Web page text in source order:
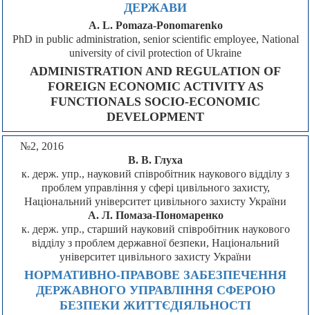
ДЕРЖАВИ
A. L. Pomaza-Ponomarenko
PhD in public administration, senior scientific employee, National
university of civil protection of Ukraine
ADMINISTRATION AND REGULATION OF
FOREIGN ECONOMIC ACTIVITY AS
FUNCTIONALS SOCIO-ECONOMIC
DEVELOPMENT
№2, 2016
В. В. Глуха
к. держ. упр., науковий співробітник наукового відділу з
проблем управління у сфері цивільного захисту,
Національний університет цивільного захисту України
А. Л. Помаза-Пономаренко
к. держ. упр., старший науковий співробітник наукового
відділу з проблем державної безпеки, Національний
університет цивільного захисту України
НОРМАТИВНО-ПРАВОВЕ ЗАБЕЗПЕЧЕННЯ
ДЕРЖАВНОГО УПРАВЛІННЯ СФЕРОЮ
БЕЗПЕКИ ЖИТТЄДІЯЛЬНОСТІ